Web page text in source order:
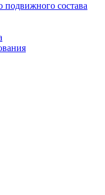
подвижного состава